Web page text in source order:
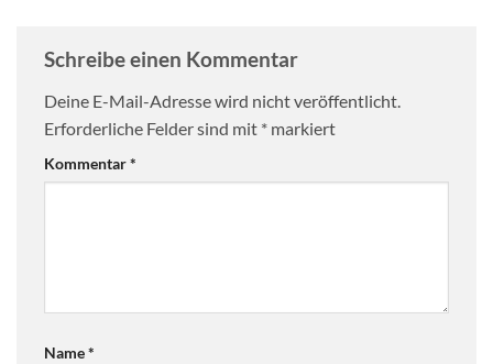
Schreibe einen Kommentar
Deine E-Mail-Adresse wird nicht veröffentlicht.
Erforderliche Felder sind mit * markiert
Kommentar*
Name*